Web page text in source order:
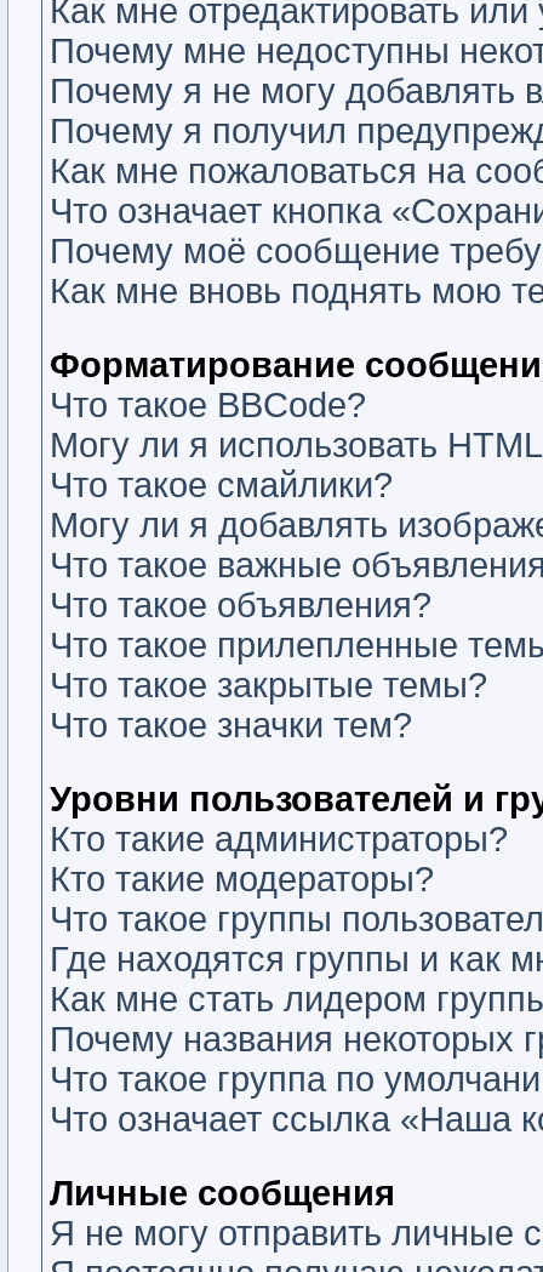
Как мне отредактировать
Почему мне недоступны
Почему я не могу добавлять
Почему я получил
Как мне пожаловаться на
Что означает кнопка
Почему моё сообщение
Как мне вновь поднять мою
Форматирование
Что такое BBCode?
Могу ли я использовать
Что такое смайлики?
Могу ли я добавлять
Что такое важные
Что такое объявления?
Что такое прилепленные
Что такое закрытые темы?
Что такое значки тем?
Уровни пользователей и
Кто такие администраторы?
Кто такие модераторы?
Что такое группы
Где находятся группы и как
Как мне стать лидером
Почему названия некоторых
Что такое группа по
Что означает ссылка «Наша
Личные сообщения
Я не могу отправить личные